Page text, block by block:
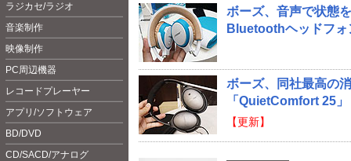
ボーズ、音声で状態
Bluetoothヘッドフォ
ボーズ、同社最高の
「QuietComfort 25」
【更新】
ラジカセ/ラジオ
音楽制作
映像制作
PC周辺機器
レコードプレーヤー
アプリ/ソフトウェア
BD/DVD
CD/SACD/アナログ